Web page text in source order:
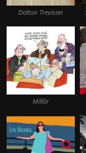
Dalton Trevisan
Millôr